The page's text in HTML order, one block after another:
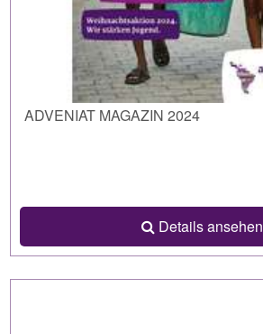
ADVENIAT MAGAZIN 2024
Details ansehen